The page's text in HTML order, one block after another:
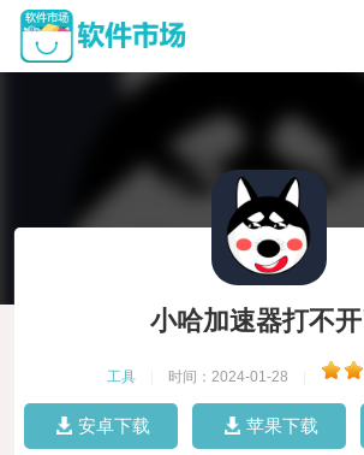
小哈加速器打不
工具 时间：2024-01-28
安卓下载 苹果下载